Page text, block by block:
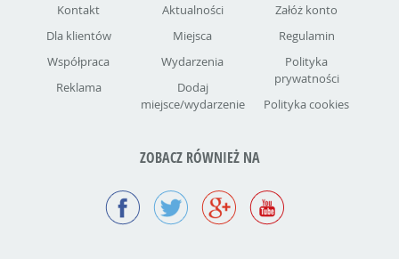
Kontakt
Dla klientów
Współpraca
Reklama
Aktualności
Miejsca
Wydarzenia
Dodaj
miejsce/wydarzenie
Załóż konto
Regulamin
Polityka
prywatności
Polityka cookies
ZOBACZ RÓWNIEŻ NA